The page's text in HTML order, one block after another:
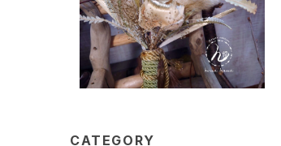
¥9,500
CATEGORY